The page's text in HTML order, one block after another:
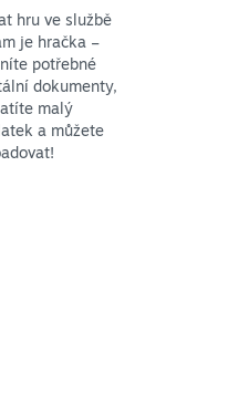
hru ve službě
je hračka –
potřebné
dokumenty,
malý
a můžete